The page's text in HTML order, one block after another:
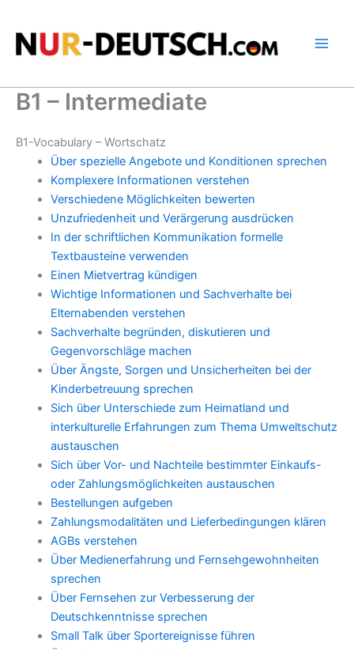
content
B1 – Intermediate
B1-Vocabulary – Wortschatz
Über spezielle Angebote und Konditionen sprechen
Komplexere Informationen verstehen
Verschiedene Möglichkeiten bewerten
Unzufriedenheit und Verärgerung ausdrücken
In der schriftlichen Kommunikation formelle
Textbausteine verwenden
Einen Mietvertrag kündigen
Wichtige Informationen und Sachverhalte bei
Elternabenden verstehen
Sachverhalte begründen, diskutieren und
Gegenvorschläge machen
Über Ängste, Sorgen und Unsicherheiten bei der
Kinderbetreuung sprechen
Sich über Unterschiede zum Heimatland und
interkulturelle Erfahrungen zum Thema Umweltschutz
austauschen
Sich über Vor- und Nachteile bestimmter Einkaufs-
oder Zahlungsmöglichkeiten austauschen
Bestellungen aufgeben
Zahlungsmodalitäten und Lieferbedingungen klären
AGBs verstehen
Über Medienerfahrung und Fernsehgewohnheiten
sprechen
Über Fernsehen zur Verbesserung der
Deutschkenntnisse sprechen
Small Talk über Sportereignisse führen